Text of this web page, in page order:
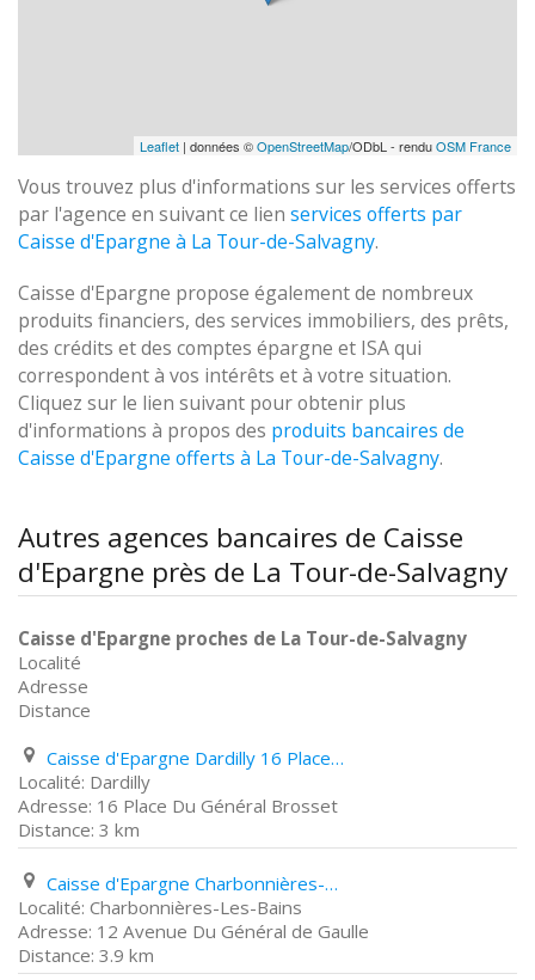
Leaflet | données ©OpenStreetMap/ODbL - renduOSM France
Vous trouvez plus d'informations sur les services offerts
par l'agence en suivant ce lien services offerts par
Caisse d'Epargne à La Tour-de-Salvagny.
Caisse d'Epargne propose également de nombreux
produits financiers, des services immobiliers, des prêts,
des crédits et des comptes épargne et ISA qui
correspondent à vos intérêts et à votre situation.
Cliquez sur le lien suivant pour obtenir plus
d'informations à propos des produits bancaires de
Caisse d'Epargne offerts à La Tour-de-Salvagny.
Autres agences bancaires de Caisse
d'Epargne près de La Tour-de-Salvagny
Caisse d'Epargne proches de La Tour-de-Salvagny
Localité
Adresse
Distance
Caisse d'Epargne Dardilly 16 Place Du Général Brosset
Dardilly
16 Place Du Général Brosset
3 km
Caisse d'Epargne Charbonnières-Les-Bains 12 Avenue Du Général de Gaulle
Charbonnières-Les-Bains
12 Avenue Du Général de Gaulle
3.9 km